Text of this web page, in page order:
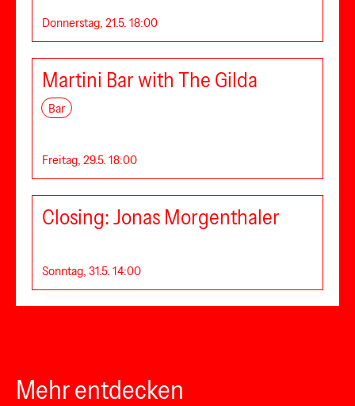
Donnerstag, 21.5. 18:00
Martini Bar with The Gilda
Bar
Freitag, 29.5. 18:00
Closing: Jonas Morgenthaler
Sonntag, 31.5. 14:00
Mehr entdecken